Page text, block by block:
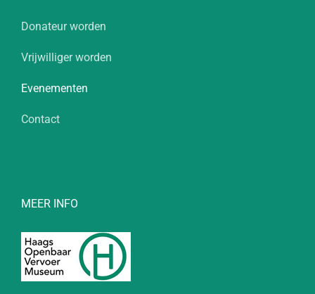
Donateur worden
Vrijwilliger worden
Evenementen
Contact
MEER INFO